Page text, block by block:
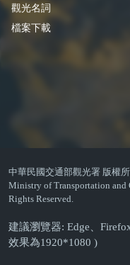
觀光名詞
檔案下載
中華民國交通部觀光署 版權
Ministry of Transportation and
Rights Reserved.
建議瀏覽器: Edge、
效果為1920*1080 )